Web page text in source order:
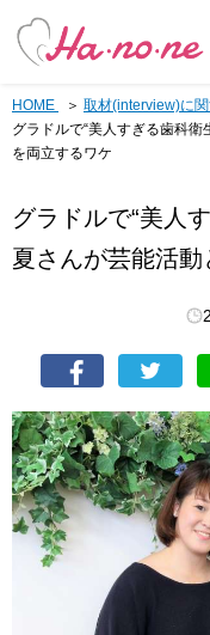
HOME
取材(interview)に
グラドルで“美人すぎる歯科
を両立するワケ
グラドルで“美人
夏さんが芸能活